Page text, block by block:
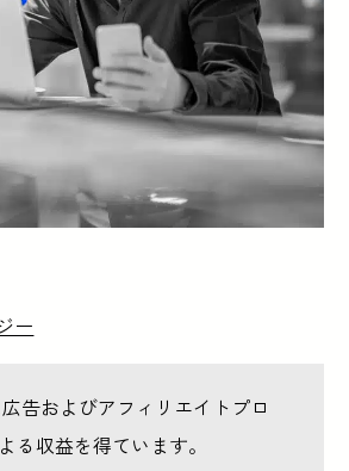
ー
告およびアフィリエイトプロ
る収益を得ています。